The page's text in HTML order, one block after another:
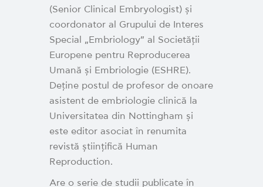
(Senior Clinical Embryologist) și
coordonator al Grupului de Interes
Special „Embriology” al Societății
Europene pentru Reproducerea
Umană și Embriologie (ESHRE).
Deține postul de profesor de onoare
asistent de embriologie clinică la
Universitatea din Nottingham și
este editor asociat în renumita
revistă științifică Human
Reproduction.
Are o serie de studii publicate în